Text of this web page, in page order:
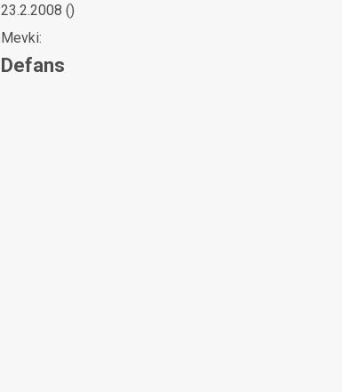
23.2.2008 ()
Mevki:
Defans